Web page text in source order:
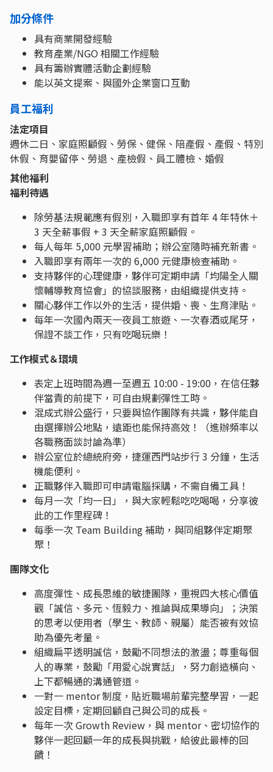
加分條件
具有商業開發經驗
教育產業/NGO 相關工作經驗
具有籌辦實體活動企劃經驗
能以英文提案、與國外企業窗口互動
員工福利
法定項目
週休二日、家庭照顧假、勞保、健保、陪產假、產假、特別
休假、育嬰留停、勞退、產檢假、員工體檢、婚假
其他福利
福利待遇
除勞基法規範應有假別，入職即享有首年 4 年特休＋
3 天全薪事假 + 3 天全薪家庭照顧假。
每人每年 5,000 元學習補助；辦公室隨時補充新書。
入職即享有兩年一次的 6,000 元健康檢查補助。
支持夥伴的心理健康，夥伴可定期申請「均陽全人關
懷輔導教育協會」的協談服務，由組織提供支持。
關心夥伴工作以外的生活，提供婚、喪、生育津貼。
每年一次國內兩天一夜員工旅遊、一次春酒或尾牙，
保證不談工作，只有吃喝玩樂！
工作模式＆環境
表定上班時間為週一至週五 10:00 - 19:00，在信任夥
伴當責的前提下，可自由規劃彈性工時。
混成式辦公盛行，只要與協作團隊有共識，夥伴能自
由選擇辦公地點，遠距也能保持高效！（進辦頻率以
各職務面談討論為準）
辦公室位於總統府旁，捷運西門站步行 3 分鐘，生活
機能便利。
正職夥伴入職即可申請電腦採購，不需自備工具！
每月一次「均一日」，與大家輕鬆吃吃喝喝，分享彼
此的工作里程碑！
每季一次 Team Building 補助，與同組夥伴定期聚
聚！
團隊文化
高度彈性、成長思維的敏捷團隊，重視四大核心價值
觀「誠信、多元、恆毅力、推論與成果導向」；決策
的思考以使用者（學生、教師、親屬）能否被有效協
助為優先考量。
組織扁平透明誠信，鼓勵不同想法的激盪；尊重每個
人的專業，鼓勵「用愛心說實話」，努力創造橫向、
上下都暢通的溝通管道。
一對一 mentor 制度，貼近職場前輩完整學習，一起
設定目標，定期回顧自己與公司的成長。
每年一次 Growth Review，與 mentor、密切協作的
夥伴一起回顧一年的成長與挑戰，給彼此最棒的回
饋！